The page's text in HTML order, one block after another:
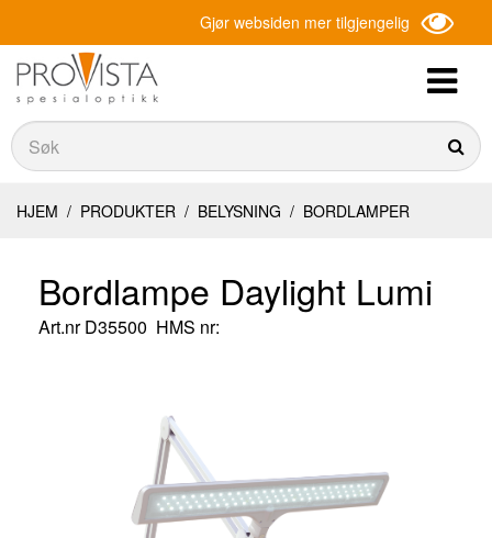
Gjør websiden mer tilgjengelig
Søk
Søk
HJEM / PRODUKTER / BELYSNING / BORDLAMPER
Bordlampe Daylight Lumi
Art.nrD35500 HMS nr: